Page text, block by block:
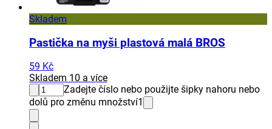
Skladem
Pastička na myši plastová malá BROS
59 Kč
Skladem 10 a více
Zadejte číslo nebo použijte šipky nahoru nebo
dolů pro změnu množství1